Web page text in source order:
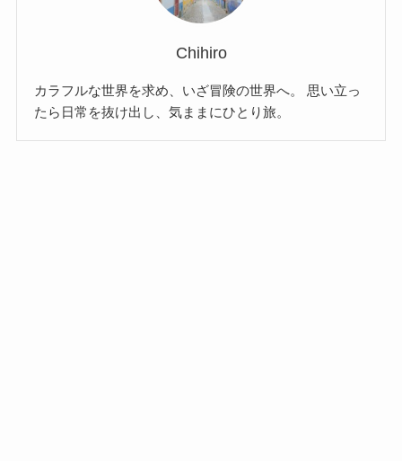
Chihiro
カラフルな世界を求め、いざ冒険の世界へ。 思い立っ
たら日常を抜け出し、気ままにひとり旅。